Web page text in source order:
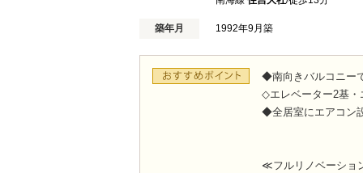
築年月 1992年9月築
◆南向きバルコニー
◇エレベーター2基・
◆全居室にエアコン
≪フルリノベーシ